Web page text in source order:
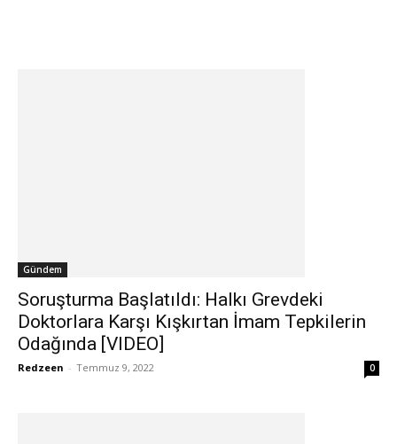
Gündem
Soruşturma Başlatıldı: Halkı Grevdeki
Doktorlara Karşı Kışkırtan İmam Tepkilerin
Odağında [VIDEO]
Redzeen - Temmuz 9, 2022 0